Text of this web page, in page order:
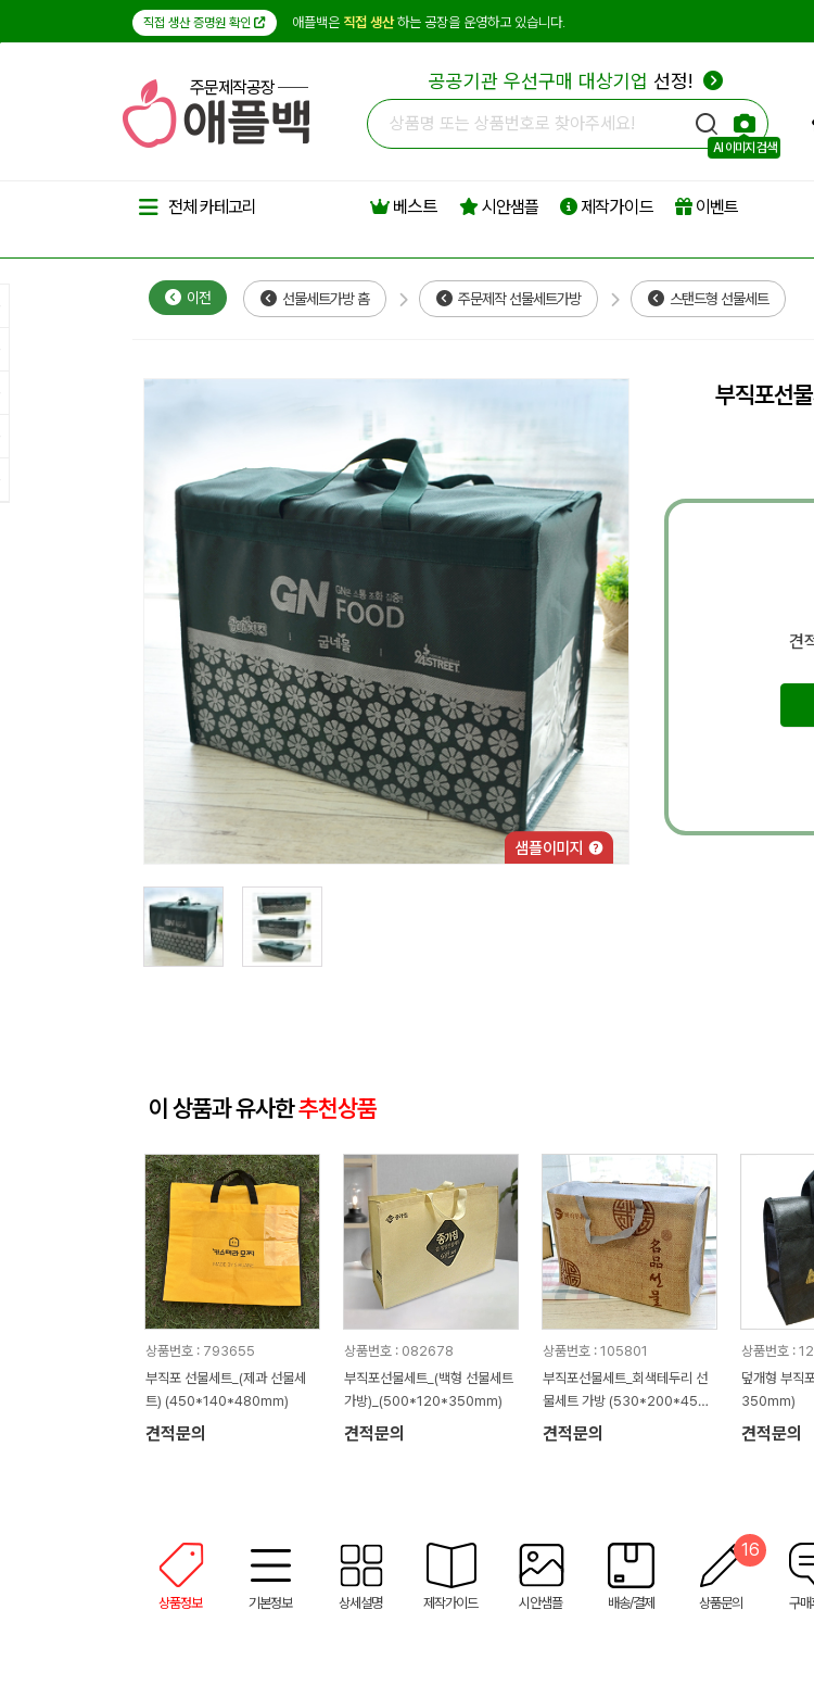
직접 생산 증명원 확인 애플백은 직접 생산하는 공장을 운영하고 있습니다.
주문제작공장 공공기관 우선구매 대상기업 선정!
AI 이미지 검색
전체 카테고리 베스트 시안샘플 제작가이드 이벤트
이전 선물세트가방 홈 주문제작 선물세트가방 스탠드형 선물세트
부직포선
견
이 상품과 유사한추천상품
상품번호 : 793655
부직포 선물세트_(제과 선물세
트) (450*140*480mm)
견적문의
상품번호 : 082678
부직포선물세트_(백형 선물세트
가방)_(500*120*350mm)
견적문의
상품번호 : 105801
부직포선물세트_회색테두리 선
물세트 가방 (530*200*450
mm)
견적문의
상품번호 :
덮개형 부
350mm)
견적문의
상품정보 기본정보 상세설명 제작가이드 시안샘플 배송/결제 상품문의
16
구매